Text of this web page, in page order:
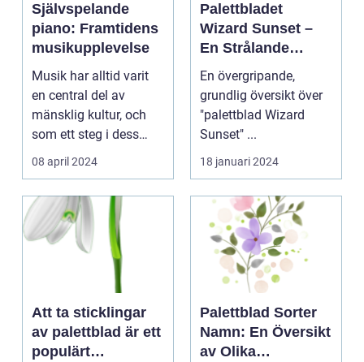
Självspelande
piano: Framtidens
musikupplevelse
Musik har alltid varit
en central del av
mänsklig kultur, och
som ett steg i dess
kontinuerliga...
08 april 2024
Palettbladet
Wizard Sunset –
En Strålande
Fördelning av
Färger
En övergripande,
grundlig översikt över
"palettblad Wizard
Sunset" ...
18 januari 2024
Att ta sticklingar
av palettblad är ett
populärt
Palettblad Sorter
Namn: En Översikt
av Olika